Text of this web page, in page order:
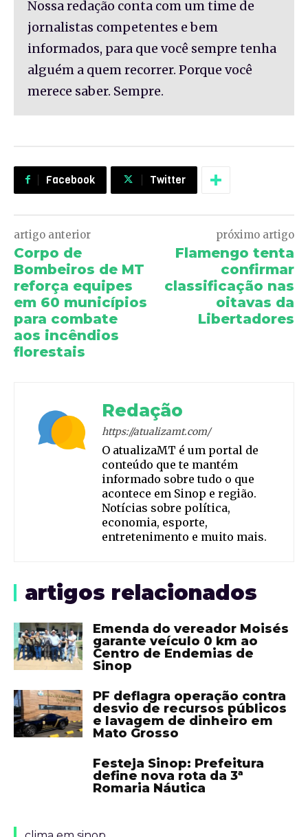
Nossa redação conta com um time de
jornalistas competentes e bem
informados, para que você sempre tenha
alguém a quem recorrer. Porque você
merece saber. Sempre.
Facebook Twitter
artigo anterior
Corpo de
Bombeiros de MT
reforça equipes
em 60 municípios
para combate
aos incêndios
florestais
próximo artigo
Flamengo tenta
confirmar
classificação nas
oitavas da
Libertadores
Redação
https://atualizamt.com/
O atualizaMT é um portal de
conteúdo que te mantém
informado sobre tudo o que
acontece em Sinop e região.
Notícias sobre política,
economia, esporte,
entretenimento e muito mais.
artigos relacionados
Emenda do vereador Moisés
garante veículo 0 km ao
Centro de Endemias de
Sinop
PF deflagra operação contra
desvio de recursos públicos
e lavagem de dinheiro em
Mato Grosso
Festeja Sinop: Prefeitura
define nova rota da 3ª
Romaria Náutica